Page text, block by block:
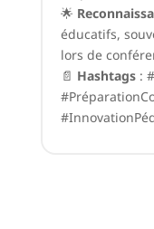
🌟
éducatifs,
lors de
📄 Hashtags: